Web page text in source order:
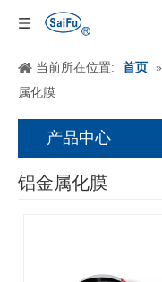
当前所在位置: 首页 »
属化膜
产品中心
铝金属化膜